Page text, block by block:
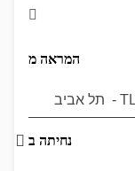
המראה מ
נחיתה ב